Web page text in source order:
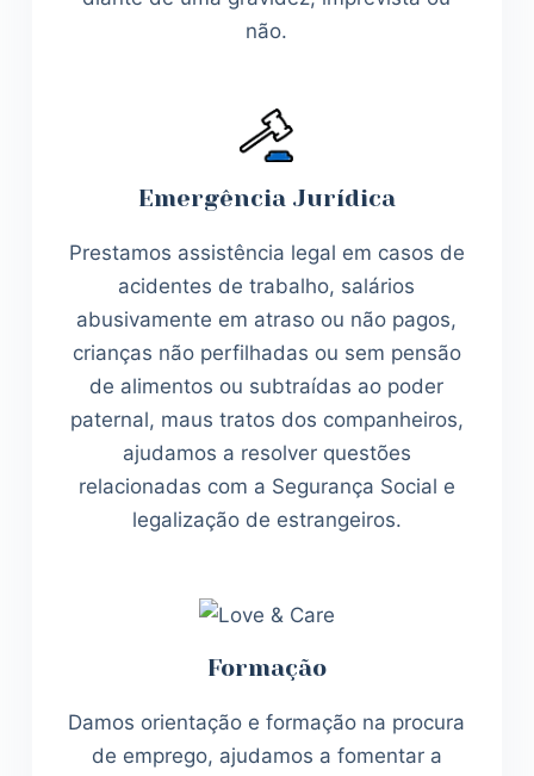
não.
Emergência Jurídica
Prestamos assistência legal em casos de
acidentes de trabalho, salários
abusivamente em atraso ou não pagos,
crianças não perfilhadas ou sem pensão
de alimentos ou subtraídas ao poder
paternal, maus tratos dos companheiros,
ajudamos a resolver questões
relacionadas com a Segurança Social e
legalização de estrangeiros.
Formação
Damos orientação e formação na procura
de emprego, ajudamos a fomentar a